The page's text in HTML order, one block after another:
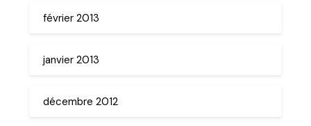
février 2013
janvier 2013
décembre 2012